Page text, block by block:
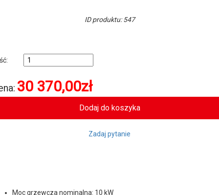
ID produktu: 547
30 370,00zł
Zadaj pytanie
Moc grzewcza nominalna: 10 kW